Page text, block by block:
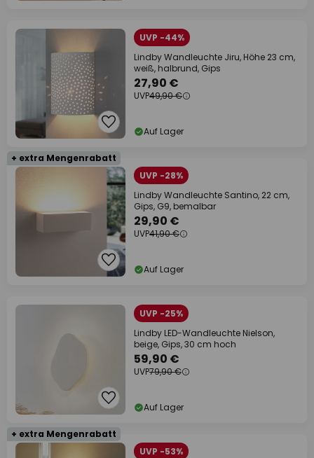
UVP -44%
Lindby Wandleuchte Jiru, Höhe 23 cm,
weiß, halbrund, Gips
27,90 €
UVP49,90 €
Auf Lager
+ extra Mengenrabatt
UVP -28%
Lindby Wandleuchte Santino, 22 cm,
Gips, G9, bemalbar
29,90 €
UVP41,90 €
Auf Lager
UVP -25%
Lindby LED-Wandleuchte Nielson,
beige, Gips, 30 cm hoch
59,90 €
UVP79,90 €
Auf Lager
+ extra Mengenrabatt
UVP -53%